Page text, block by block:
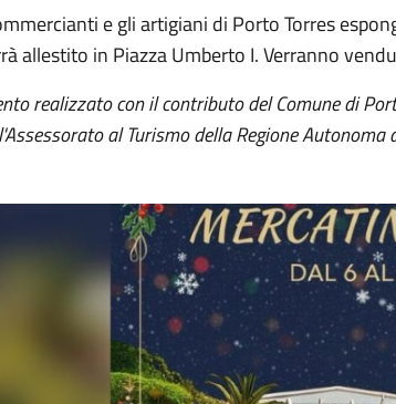
e gli artigiani di Porto Torres
allestito in Piazza Umberto I. Verranno
realizzato con il contributo del Comune di
al Turismo della Regione Autonoma